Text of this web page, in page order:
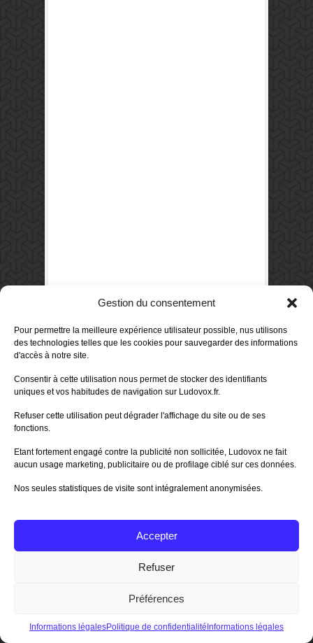
Gestion du consentement
Pour permettre la meilleure expérience utilisateur possible, nus utilisons
des technologies telles que les cookies pour sauvegarder des informations
d'accès à notre site.
Consentir à cette utilisation nous permet de stocker des identifiants
uniques et vos habitudes de navigation sur Ludovox.fr.
Refuser cette utilisation peut dégrader l'affichage du site ou de ses
fonctions.
Etant fortement engagé contre la publicité non sollicitée, Ludovox ne fait
aucun usage marketing, publicitaire ou de profilage ciblé sur ces données.
Nos seules statistiques de visite sont intégralement anonymisées.
Accepter
Refuser
Préférences
Informations légalesPolitique de confidentialité Informations légales
remet ça, hein ?
(*) :Nombre de visiteurs-jours estimés,
c’est à dire qu’un même festivalier est
comptabilisé une fois par jour. Il est très
difficile de recenser les visiteurs uniques.
Vous serez peut-être intéressés par...
Les 30 ans du
FLIP un festival,
des prix, un jury
FLIP Éditeurs –